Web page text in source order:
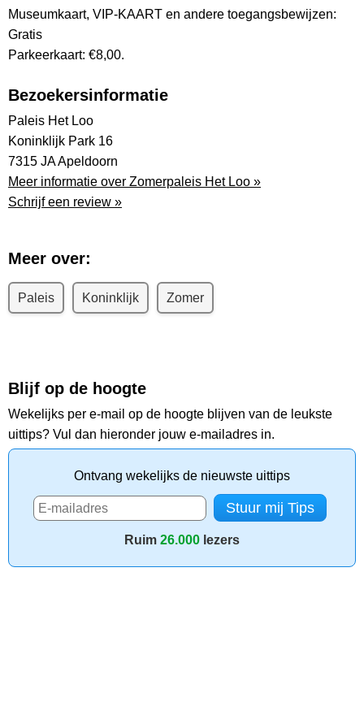
Museumkaart, VIP-KAART en andere toegangsbewijzen:
Gratis
Parkeerkaart: €8,00.
Bezoekersinformatie
Paleis Het Loo
Koninklijk Park 16
7315 JA Apeldoorn
Meer informatie over Zomerpaleis Het Loo »
Schrijf een review »
Meer over:
Paleis Koninklijk Zomer
Blijf op de hoogte
Wekelijks per e-mail op de hoogte blijven van de leukste
uittips? Vul dan hieronder jouw e-mailadres in.
Ontvang wekelijks de nieuwste uittips
Ruim 26.000 lezers